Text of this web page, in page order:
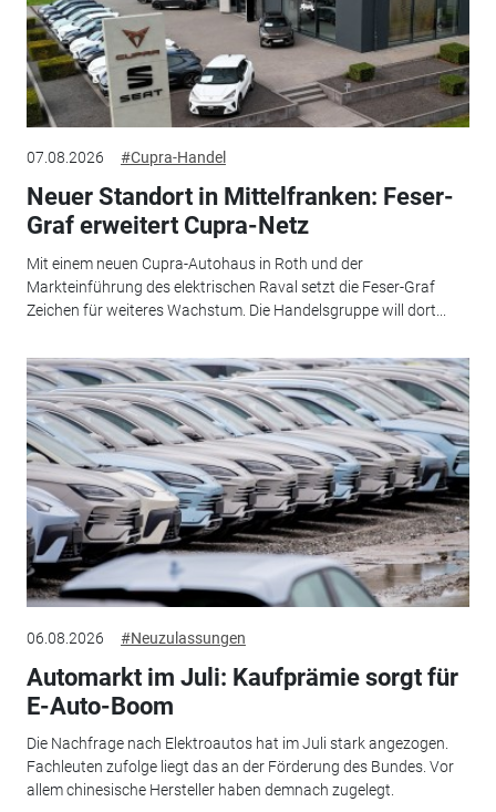
07.08.2026 #Cupra-Handel
Neuer Standort in Mittelfranken: Feser-
Graf erweitert Cupra-Netz
Mit einem neuen Cupra-Autohaus in Roth und der
Markteinführung des elektrischen Raval setzt die Feser-Graf
Zeichen für weiteres Wachstum. Die Handelsgruppe will dort...
06.08.2026 #Neuzulassungen
Automarkt im Juli: Kaufprämie sorgt für
E-Auto-Boom
Die Nachfrage nach Elektroautos hat im Juli stark angezogen.
Fachleuten zufolge liegt das an der Förderung des Bundes. Vor
allem chinesische Hersteller haben demnach zugelegt.